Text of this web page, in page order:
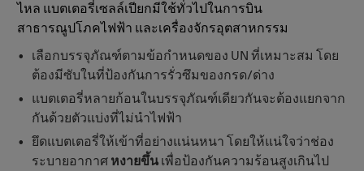
ไหล แบตเตอรี่เซลล์เปียกมีใช้ทั่วไปในการบิน
สาธารณูปโภคไฟฟ้า และเครื่องจักรอุตสาหกรรม
เลือกบรรจุภัณฑ์ตามข้อกำหนดของ UN ที่เหมาะสม โดย
ต้องมีซับในที่ป้องกันการรั่วซึมของกรด/ด่าง
แบตเตอรี่หลายก้อนในบรรจุภัณฑ์เดียวกันจะต้องแยกจาก
กันด้วยตัวแบ่งที่ไม่นำไฟฟ้า
ยึดแบตเตอรี่ให้เข้าที่อย่างแน่นหนา โดยให้แน่ใจว่าช่อง
ระบายอากาศ หงายขึ้นเพื่อป้องกันความร้อนสูงเกินไป